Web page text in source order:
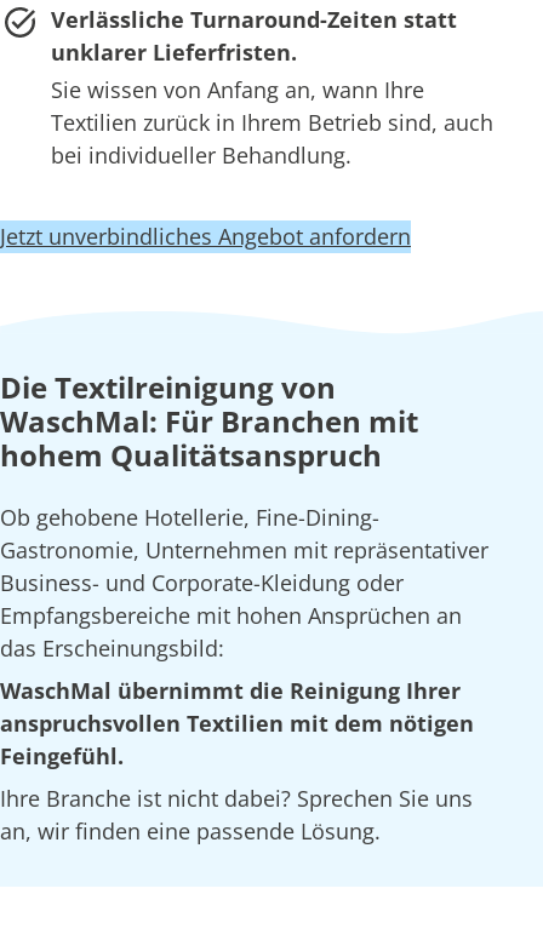
Verlässliche Turnaround-Zeiten statt
unklarer Lieferfristen.
Sie wissen von Anfang an, wann Ihre
Textilien zurück in Ihrem Betrieb sind, auch
bei individueller Behandlung.
Jetzt unverbindliches Angebot anfordern
Die Textilreinigung von
WaschMal: Für Branchen mit
hohem Qualitätsanspruch
Ob gehobene Hotellerie, Fine-Dining-
Gastronomie, Unternehmen mit repräsentativer
Business- und Corporate-Kleidung oder
Empfangsbereiche mit hohen Ansprüchen an
das Erscheinungsbild:
WaschMal übernimmt die Reinigung Ihrer
anspruchsvollen Textilien mit dem nötigen
Feingefühl.
Ihre Branche ist nicht dabei? Sprechen Sie uns
an, wir finden eine passende Lösung.